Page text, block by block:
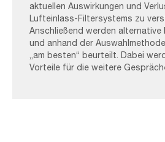
aktuellen Auswirkungen und
Lufteinlass-Filtersystems zu
Anschließend werden alternative
und anhand der Auswahlmethode
„am besten“ beurteilt. Dabei
Vorteile für die weitere